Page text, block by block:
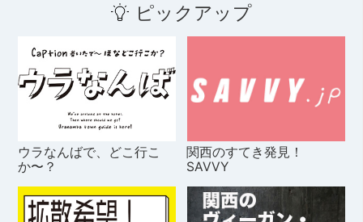
ピックアップ
ウラなんばで、どこ行こ
か〜？
関西のすてき発見！
SAVVY